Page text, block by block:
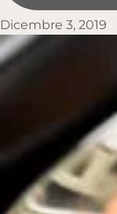
Dicembre 3, 2019